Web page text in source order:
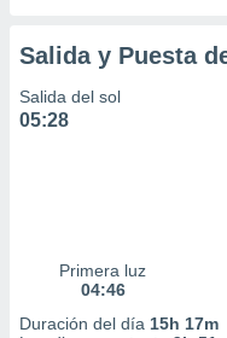
Salida y Puesta
Salida del sol
05:28
Primera luz
04:46
Duración del día 15h 17m